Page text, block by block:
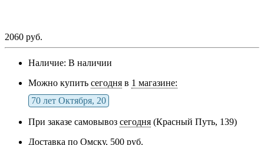
2060 руб.
Наличие: В наличии
Можно купить сегодня в 1 магазине:
70 лет Октября, 20
При заказе самовывоз сегодня (Красный Путь, 139)
Доставка по Омску, 500 руб.